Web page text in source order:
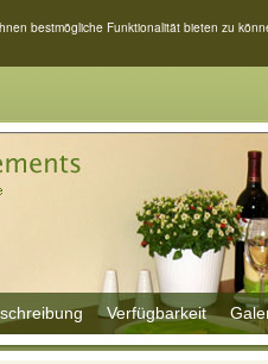
bestmögliche Funktionalität bieten zu
Verfügbarkeit